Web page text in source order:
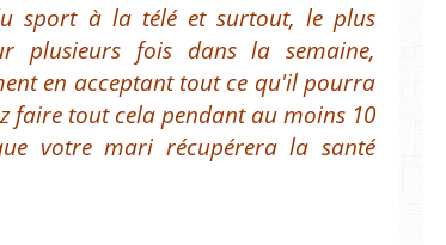
sport à la télé et surtout, le plus
plusieurs fois dans la semaine,
en acceptant tout ce qu'il pourra
faire tout cela pendant au moins 10
votre mari récupérera la santé